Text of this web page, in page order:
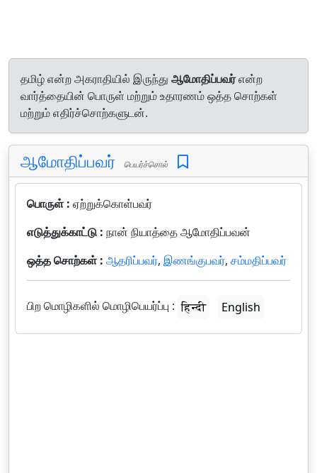
தமிழ் என்ற அகராதியில் இருந்து ஆமோதிப்பவர்என்ற
வார்த்தையின் பொருள் மற்றும் உதாரணம் ஒத்த சொற்கள்
மற்றும் எதிர்ச்சொற்களுடன்.
ஆமோதிப்பவர் பெயர்ச்சொல்
பொருள் : ஏற்றுக்கொள்பவர்
எடுத்துக்காட்டு : நான் நியாத்தை ஆமோதிப்பவன்
ஒத்த சொற்கள் : ஆதரிப்பவர், இணங்குபவர், சம்மதிப்பவர்
பிற மொழிகளில் மொழிபெயர்ப்பு : हिन्दी English